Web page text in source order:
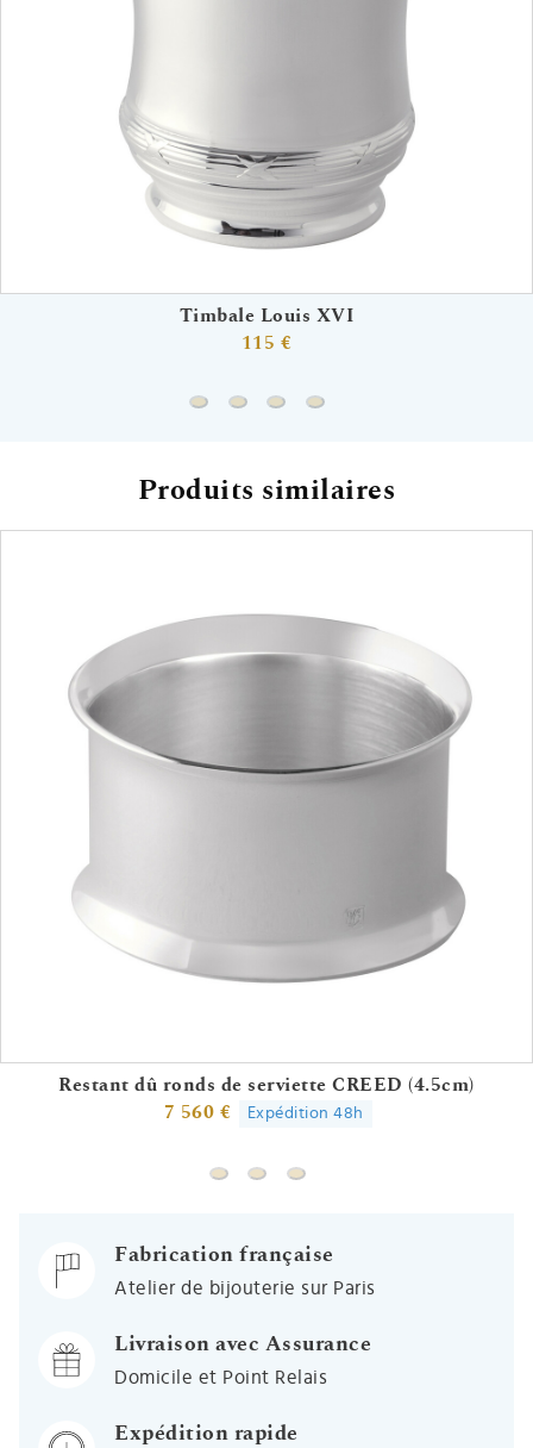
Timbale Louis XVI
115 €
Produits similaires
Restant dû ronds de serviette CREED (4.5cm)
7 560 €
Expédition 48h
Fabrication française
Atelier de bijouterie sur Paris
Livraison avec Assurance
Domicile et Point Relais
Expédition rapide